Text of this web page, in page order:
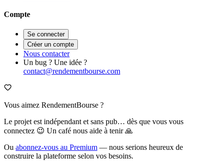
Compte
Se connecter
Créer un compte
Nous contacter
Un bug ? Une idée ?
contact@rendementbourse.com
Vous aimez RendementBourse ?
Le projet est indépendant et sans pub… dès que vous vous
connectez 😉 Un café nous aide à tenir 🙏
Ou abonnez-vous au Premium — nous serions heureux de
construire la plateforme selon vos besoins.